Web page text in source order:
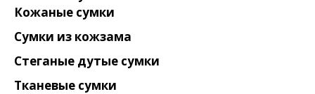
Кожаные сумки
Сумки из кожзама
Стеганые дутые сумки
Тканевые сумки